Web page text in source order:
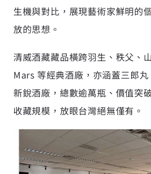
生機與對比，展現藝術家鮮明的
放的思想。
清威酒藏藏品橫跨羽生、秩父、
Mars 等經典酒廠，亦涵蓋三郎
新銳酒廠，總數逾萬瓶、價值突
收藏規模，放眼台灣絕無僅有。